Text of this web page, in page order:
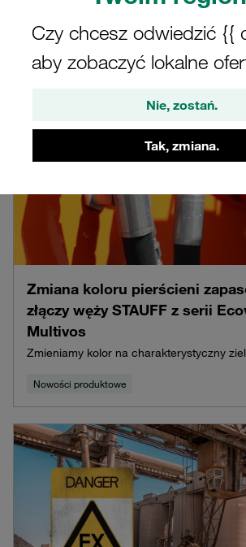
Czy chcesz odwiedzić {{
aby zobaczyć lokalne
Nie, zostań.
Tak, zmiana.
Zmiana koloru pierścieni
złączy węży STAUFF z serii
Multivos
Zmieniamy kolor na charakterystyczny
Nowości produktowe